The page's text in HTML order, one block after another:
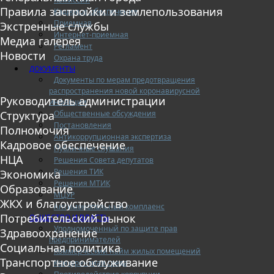
Кадровое обеспечение
Приемная
Интернет-приемная
Регламент
Охрана труда
ДОКУМЕНТЫ
Документы по мерам предотвращения
распространения новой коронавирусной
инфекции
Общественные обсуждения
Постановления
Антикоррупционная экспертиза
Публичные слушания
Решения Совета депутатов
Решения ТИК
Решения МТИК
МЦУР
Антимонопольный комплаенс
ОБЩЕСТВО И ВЛАСТЬ
Уполномоченный по защите прав
предпринимателей
Коммерческий найм жилых помещений
Конкурентная среда
Правила застройки и землепользования
Экстренные службы
Медиа галерея
Новости
Руководитель администрации
Структура
Полномочия
Кадровое обеспечение
НЦА
Экономика
Образование
ЖКХ и благоустройство
Потребительский рынок
Здравоохранение
Социальная политика
Транспортное обслуживание